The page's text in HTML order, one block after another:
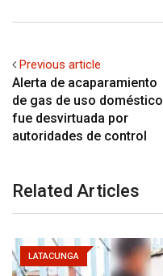
Previous article
Alerta de acaparamiento
de gas de uso doméstico
fue desvirtuada por
autoridades de control
Related Articles
LATACUNGA